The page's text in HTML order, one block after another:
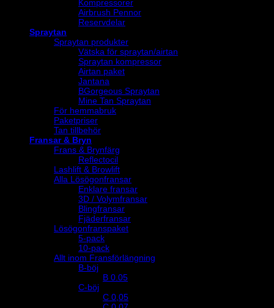
Kompressorer
Airbrush Pennor
Reservdelar
Spraytan
Spraytan produkter
Vätska för spraytan/airtan
Spraytan kompressor
Airtan paket
Jantana
BGorgeous Spraytan
Mine Tan Spraytan
För hemmabruk
Paketpriser
Tan tillbehör
Fransar & Bryn
Frans & Brynfärg
Reflectocil
Lashlift & Browlift
Alla Lösögonfransar
Enklare fransar
3D / Volymfransar
Blingfransar
Fjäderfransar
Lösögonfranspaket
5-pack
10-pack
Allt inom Fransförlängning
B-böj
B 0.05
C-böj
C 0,05